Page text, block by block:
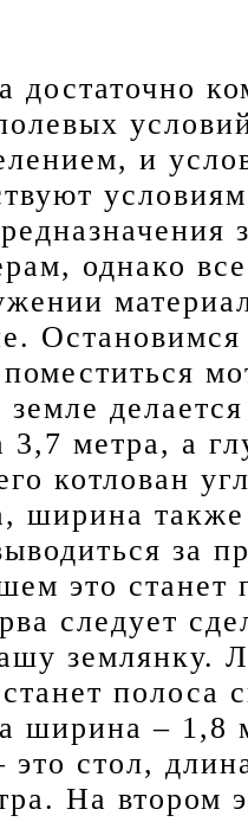
достаточно
и
однако
земле
3,7 метра, а
котлован
ширина
за
это
следует
землянку.
полоса
ширина – 1,8
это стол,
На втором